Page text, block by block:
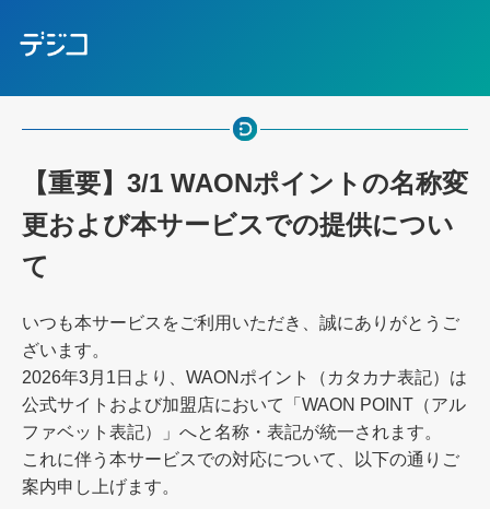
【重要】3/1 WAONポイントの名称変
更および本サービスでの提供につい
て
いつも本サービスをご利用いただき、誠にありがとうご
ざいます。
2026年3月1日より、WAONポイント（カタカナ表記）は
公式サイトおよび加盟店において「WAON POINT（アル
ファベット表記）」へと名称・表記が統一されます。
これに伴う本サービスでの対応について、以下の通りご
案内申し上げます。